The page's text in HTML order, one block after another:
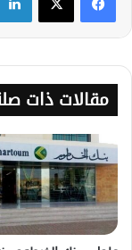
مقالات ذات